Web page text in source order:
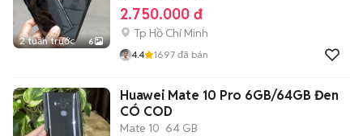
2 tuần trước 6
2.750.000 đ
Tp Hồ Chí Minh
4.4 1697 đã bán
Huawei Mate 10 Pro 6GB/64GB Đen
CÓ COD
Mate 10 64 GB